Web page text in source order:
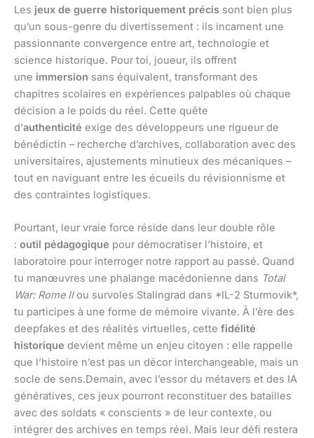
Les jeux de guerre historiquement précis sont bien plus
qu’un sous-genre du divertissement : ils incarnent une
passionnante convergence entre art, technologie et
science historique. Pour toi, joueur, ils offrent
une immersion sans équivalent, transformant des
chapitres scolaires en expériences palpables où chaque
décision a le poids du réel. Cette quête
d’authenticité exige des développeurs une rigueur de
bénédictin – recherche d’archives, collaboration avec des
universitaires, ajustements minutieux des mécaniques –
tout en naviguant entre les écueils du révisionnisme et
des contraintes logistiques.
Pourtant, leur vraie force réside dans leur double rôle
: outil pédagogique pour démocratiser l’histoire, et
laboratoire pour interroger notre rapport au passé. Quand
tu manœuvres une phalange macédonienne dans Total
War: Rome IIou survoles Stalingrad dans *IL-2 Sturmovik*,
tu participes à une forme de mémoire vivante. À l’ère des
deepfakes et des réalités virtuelles, cette fidélité
historique devient même un enjeu citoyen : elle rappelle
que l’histoire n’est pas un décor interchangeable, mais un
socle de sens.Demain, avec l’essor du métavers et des IA
génératives, ces jeux pourront reconstituer des batailles
avec des soldats « conscients » de leur contexte, ou
intégrer des archives en temps réel. Mais leur défi restera